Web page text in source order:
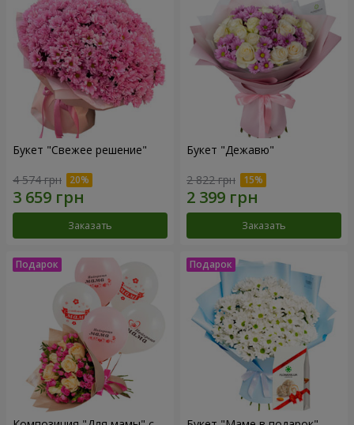
Букет "Свежее решение"
4 574 грн
Заказать
Букет "Дежавю"
2 822 грн
Заказать